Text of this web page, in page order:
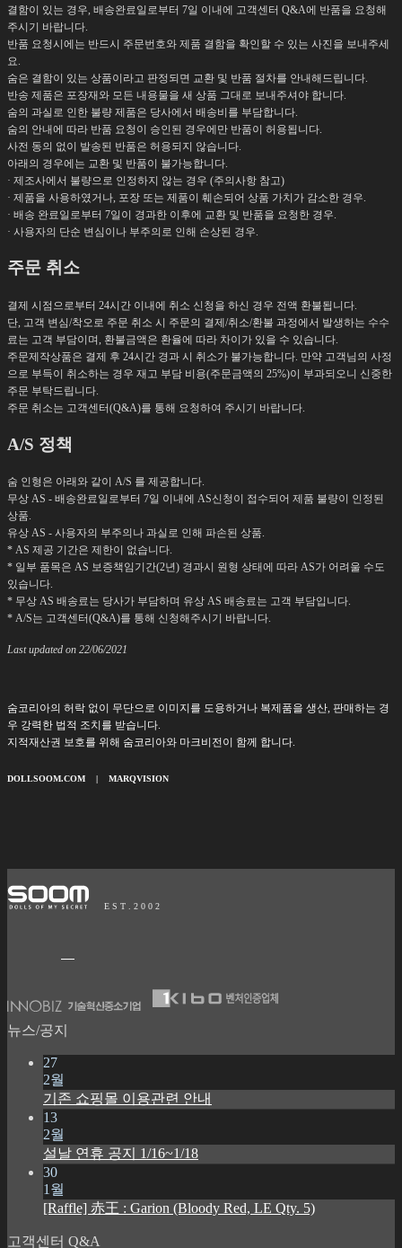
결함이 있는 경우, 배송완료일로부터 7일 이내에 고객센터 Q&A에 반품을 요청해
주시기 바랍니다.
반품 요청시에는 반드시 주문번호와 제품 결함을 확인할 수 있는 사진을 보내주세
요.
숨은 결함이 있는 상품이라고 판정되면 교환 및 반품 절차를 안내해드립니다.
반송 제품은 포장재와 모든 내용물을 새 상품 그대로 보내주셔야 합니다.
숨의 과실로 인한 불량 제품은 당사에서 배송비를 부담합니다.
숨의 안내에 따라 반품 요청이 승인된 경우에만 반품이 허용됩니다.
사전 동의 없이 발송된 반품은 허용되지 않습니다.
아래의 경우에는 교환 및 반품이 불가능합니다.
· 제조사에서 불량으로 인정하지 않는 경우 (주의사항 참고)
· 제품을 사용하였거나, 포장 또는 제품이 훼손되어 상품 가치가 감소한 경우.
· 배송 완료일로부터 7일이 경과한 이후에 교환 및 반품을 요청한 경우.
· 사용자의 단순 변심이나 부주의로 인해 손상된 경우.
주문 취소
결제 시점으로부터 24시간 이내에 취소 신청을 하신 경우 전액 환불됩니다.
단, 고객 변심/착오로 주문 취소 시 주문의 결제/취소/환불 과정에서 발생하는 수수
료는 고객 부담이며, 환불금액은 환율에 따라 차이가 있을 수 있습니다.
주문제작상품은 결제 후 24시간 경과 시 취소가 불가능합니다. 만약 고객님의 사정
으로 부득이 취소하는 경우 재고 부담 비용(주문금액의 25%)이 부과되오니 신중한
주문 부탁드립니다.
주문 취소는 고객센터(Q&A)를 통해 요청하여 주시기 바랍니다.
A/S 정책
숨 인형은 아래와 같이 A/S 를 제공합니다.
무상 AS - 배송완료일로부터 7일 이내에 AS신청이 접수되어 제품 불량이 인정된
상품.
유상 AS - 사용자의 부주의나 과실로 인해 파손된 상품.
* AS 제공 기간은 제한이 없습니다.
* 일부 품목은 AS 보증책임기간(2년) 경과시 원형 상태에 따라 AS가 어려울 수도
있습니다.
* 무상 AS 배송료는 당사가 부담하며 유상 AS 배송료는 고객 부담입니다.
* A/S는 고객센터(Q&A)를 통해 신청해주시기 바랍니다.
Last updated on 22/06/2021
숨코리아의 허락 없이 무단으로 이미지를 도용하거나 복제품을 생산, 판매하는 경
우 강력한 법적 조치를 받습니다.
지적재산권 보호를 위해 숨코리아와 마크비전이 함께 합니다.
DOLLSOOM.COM MARQVISION
E S T . 2 0 0 2
뉴스/공지
27
2월
기존 쇼핑몰 이용관련 안내
13
2월
설날 연휴 공지 1/16~1/18
30
1월
[Raffle] 赤王 : Garion (Bloody Red, LE Qty. 5)
고객센터 Q&A